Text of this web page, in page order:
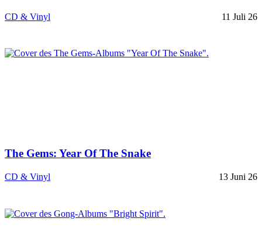
CD & Vinyl 11 Juli 26
The Gems: Year Of The Snake
CD & Vinyl 13 Juni 26